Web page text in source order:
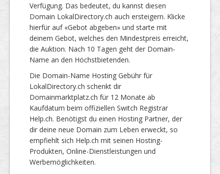
Verfügung. Das bedeutet, du kannst diesen
Domain LokalDirectory.ch auch ersteigern. Klicke
hierfür auf «Gebot abgeben» und starte mit
deinem Gebot, welches den Mindestpreis erreicht,
die Auktion. Nach 10 Tagen geht der Domain-
Name an den Höchstbietenden.
Die Domain-Name Hosting Gebühr für
LokalDirectory.ch schenkt dir
Domainmarktplatz.ch für 12 Monate ab
Kaufdatum beim offiziellen Switch Registrar
Help.ch. Benötigst du einen Hosting Partner, der
dir deine neue Domain zum Leben erweckt, so
empfiehlt sich Help.ch mit seinen Hosting-
Produkten, Online-Dienstleistungen und
Werbemöglichkeiten.